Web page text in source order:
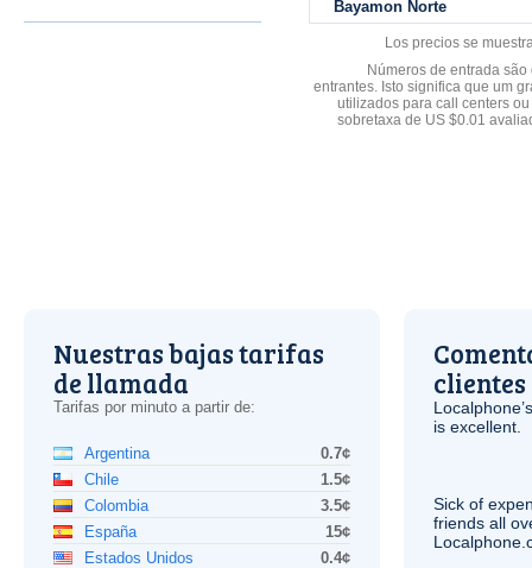
Bayamon Norte
Los precios se
Números de entrada
entrantes. Isto significa que um
utilizados para call centers
sobretaxa de US $0.01
Nuestras bajas tarifas
de llamada
Tarifas por minuto a partir de:
Argentina
0.7¢
Chile
1.5¢
Colombia
3.5¢
España
15¢
Estados Unidos
0.4¢
clientes
is excellent.
Sick of
friends all